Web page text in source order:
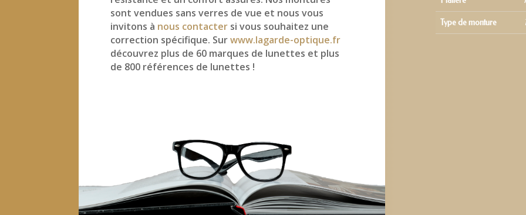
sont vendues sans verres de vue et nous vous
invitons à nous contacter si vous souhaitez une
correction spécifique. Surwww.lagarde-optique.fr
découvrez plus de 60 marques de lunettes et plus
de 800 références de lunettes !
Type de monture